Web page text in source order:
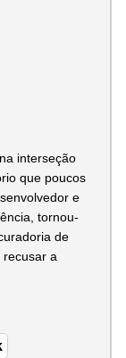
interseção
que poucos
e
tornou-
de
a